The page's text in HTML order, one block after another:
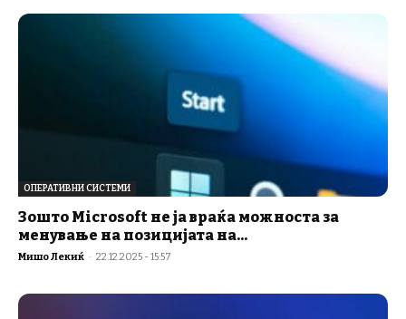
ОПЕРАТИВНИ СИСТЕМИ
Зошто Microsoft не ја враќа можноста за
менување на позицијата на...
Мишо Лекиќ - 22.12.2025 - 15:57